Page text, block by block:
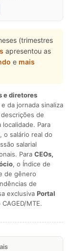
(trimestres
apresentou as
e mais
e diretores
da jornada sinaliza
de
Para
, o salário real do
salarial
Para CEOs,
, o Índice de
de gênero
de
exclusiva Portal
MTE.